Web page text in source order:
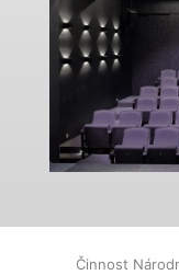
Činnost